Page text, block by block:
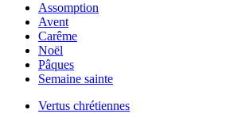
Assomption
Avent
Carême
Noël
Pâques
Semaine sainte
Vertus chrétiennes